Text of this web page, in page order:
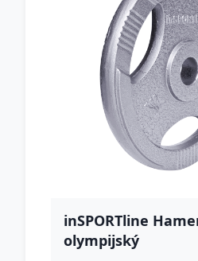
inSPORTline
olympijský